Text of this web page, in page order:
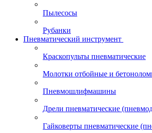
Пылесосы
Рубанки
Пневматический инструмент
Краскопульты пневматические
Молотки отбойные и
Пневмошлифмашины
Дрели пневматические
Гайковерты пневматические